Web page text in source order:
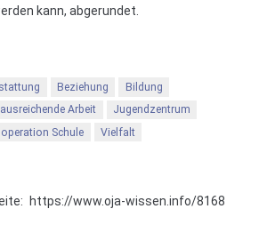
kann, abgerundet.
Beziehung
Bildung
Arbeit
Jugendzentrum
Schule Vielfalt
https://www.oja-wissen.info/8168